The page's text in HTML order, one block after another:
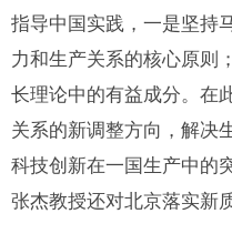
指导中国实践，一是坚持
力和生产关系的核心原则
长理论中的有益成分。在
关系的新调整方向，解决
科技创新在一国生产中的
张杰教授还对北京落实新